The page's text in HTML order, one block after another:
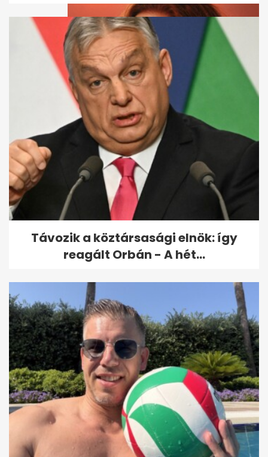
Bikinis képet posztolt Détár
Enikő: "Nincs filter és nincs
retus"
Távozik a köztársasági elnök: így
reagált Orbán - A hét...